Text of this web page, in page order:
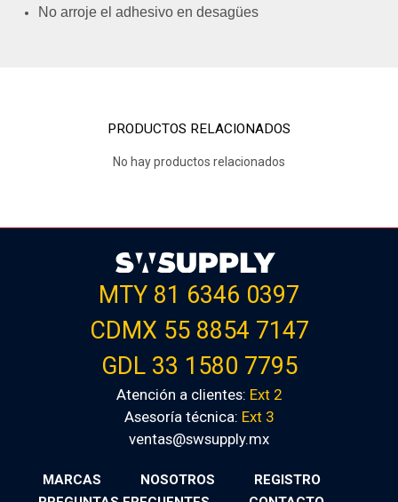
No arroje el adhesivo en desagües
PRODUCTOS RELACIONADOS
No hay productos relacionados
MTY 81 6346 0397
CDMX 55 8854 7147
GDL 33 1580 7795
Atención a clientes: Ext 2
Asesoría técnica: Ext 3
ventas@swsupply.mx
MARCAS NOSOTROS
REGISTRO